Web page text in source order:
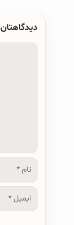
نام
ایمیل